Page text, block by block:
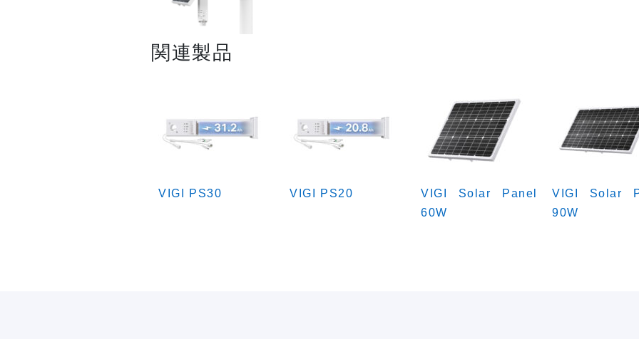
関連製品
VIGI PS30 VIGI PS20
VIGI Solar Panel
60W
VIGI Solar
90W